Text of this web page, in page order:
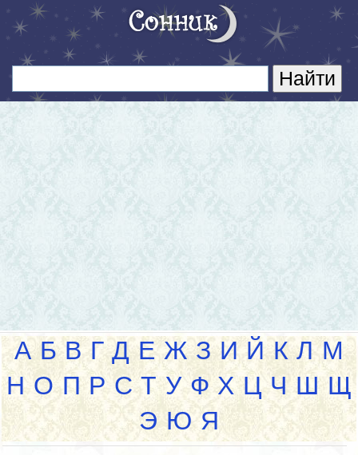
А Б В Г Д Е Ж З И Й К Л М
Н О П Р С Т У Ф Х Ц Ч Ш Щ
Э Ю Я